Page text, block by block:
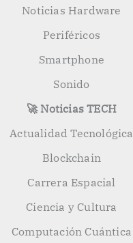
Noticias Hardware
Periféricos
Smartphone
Sonido
🚀 Noticias TECH
Actualidad Tecnológica
Blockchain
Carrera Espacial
Ciencia y Cultura
Computación Cuántica